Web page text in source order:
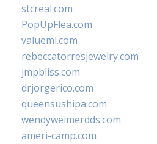
stcreal.com
PopUpFlea.com
valueml.com
rebeccatorresjewelry.com
jmpbliss.com
drjorgerico.com
queensushipa.com
wendyweimerdds.com
ameri-camp.com